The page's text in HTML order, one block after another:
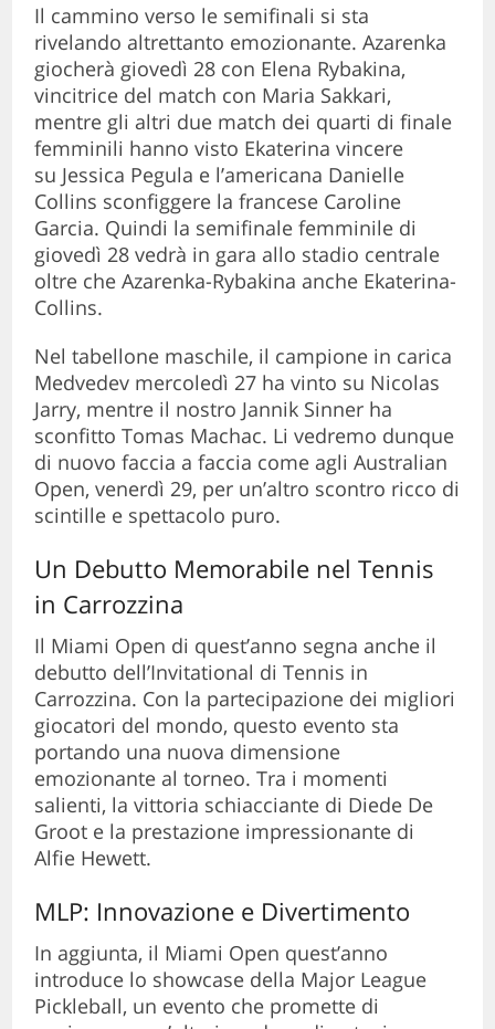
Il cammino verso le semifinali si sta
rivelando altrettanto emozionante. Azarenka
giocherà giovedì 28 con Elena Rybakina,
vincitrice del match con Maria Sakkari,
mentre gli altri due match dei quarti di finale
femminili hanno visto Ekaterina vincere
su Jessica Pegula e l’americana Danielle
Collins sconfiggere la francese Caroline
Garcia. Quindi la semifinale femminile di
giovedì 28 vedrà in gara allo stadio centrale
oltre che Azarenka-Rybakina anche Ekaterina-
Collins.
Nel tabellone maschile, il campione in carica
Medvedev mercoledì 27 ha vinto su Nicolas
Jarry, mentre il nostro Jannik Sinner ha
sconfitto Tomas Machac. Li vedremo dunque
di nuovo faccia a faccia come agli Australian
Open, venerdì 29, per un’altro scontro ricco di
scintille e spettacolo puro.
Un Debutto Memorabile nel Tennis
in Carrozzina
Il Miami Open di quest’anno segna anche il
debutto dell’Invitational di Tennis in
Carrozzina. Con la partecipazione dei migliori
giocatori del mondo, questo evento sta
portando una nuova dimensione
emozionante al torneo. Tra i momenti
salienti, la vittoria schiacciante di Diede De
Groot e la prestazione impressionante di
Alfie Hewett.
MLP: Innovazione e Divertimento
In aggiunta, il Miami Open quest’anno
introduce lo showcase della Major League
Pickleball, un evento che promette di